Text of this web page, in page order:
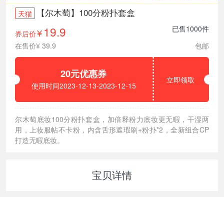
天猫 【尔木萄】100分粉扑套盒
券后价¥ 19.9
已售1000件
在售价¥ 39.9
包邮
20元优惠券
使用时间2023-12-13-2023-12-15
立即领取
尔木萄底妆100分粉扑套盒，加倍释粉力底妆更无暇，干湿两
用，上妆服帖不卡粉，内含舌形遮瑕刷+粉扑*2，全新组合CP
打造无暇底妆。
宝贝详情